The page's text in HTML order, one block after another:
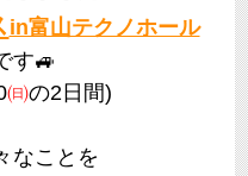
in富山テクノホール
す🚙
㈰の2日間)
なことを